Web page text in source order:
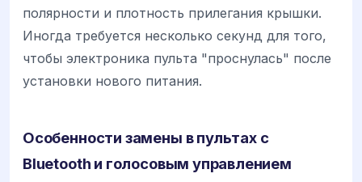
полярности и плотность прилегания крышки.
Иногда требуется несколько секунд для того,
чтобы электроника пульта "проснулась" после
установки нового питания.
Особенности замены в пультах с
Bluetooth и голосовым управлением